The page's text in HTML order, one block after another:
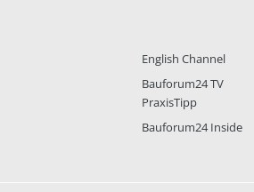
English Channel
Bauforum24 TV
PraxisTipp
Bauforum24 Inside